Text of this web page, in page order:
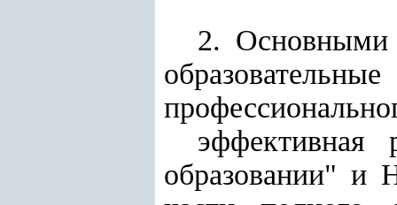
2. Основными
эффективная
образовании" и